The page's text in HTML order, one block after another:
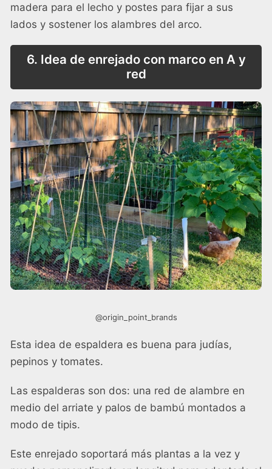
madera para el lecho y postes para fijar a sus
lados y sostener los alambres del arco.
6. Idea de enrejado con marco en A y
red
@origin_point_brands
Esta idea de espaldera es buena para judías,
pepinos y tomates.
Las espalderas son dos: una red de alambre en
medio del arriate y palos de bambú montados a
modo de tipis.
Este enrejado soportará más plantas a la vez y